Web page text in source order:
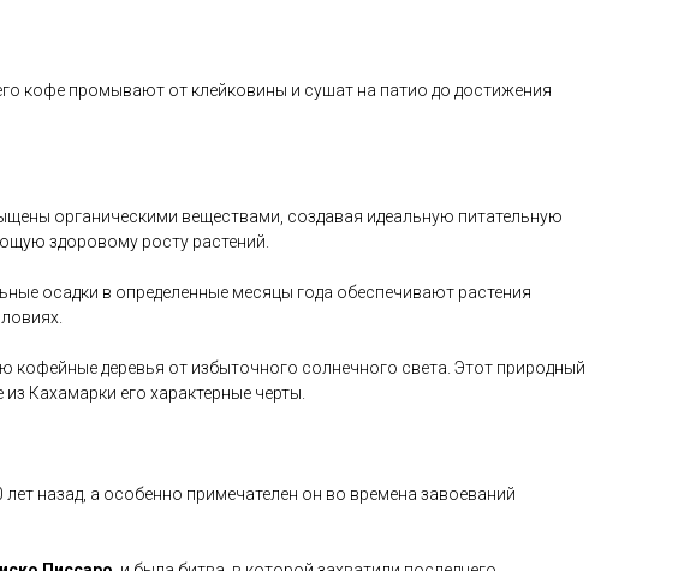
кофе промывают от клейковины и сушат на патио до достижения
органическими веществами, создавая идеальную питательную
здоровому росту растений.
осадки в определенные месяцы года обеспечивают растения
деревья от избыточного солнечного света. Этот природный
Кахамарки его характерные черты.
назад, а особенно примечателен он во времена завоеваний